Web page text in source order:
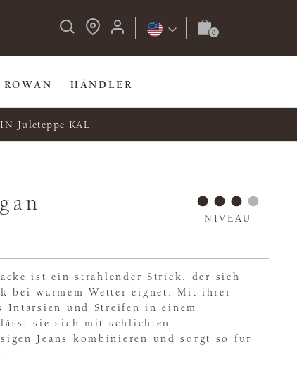
ROWAN HÄNDLER
Juleteppe KAL
NIVEAU
ist ein strahlender Strick, der sich
bei warmem Wetter eignet. Mit ihrer
Intarsien und Streifen in einem
sie sich mit schlichten
Jeans kombinieren und sorgt so für